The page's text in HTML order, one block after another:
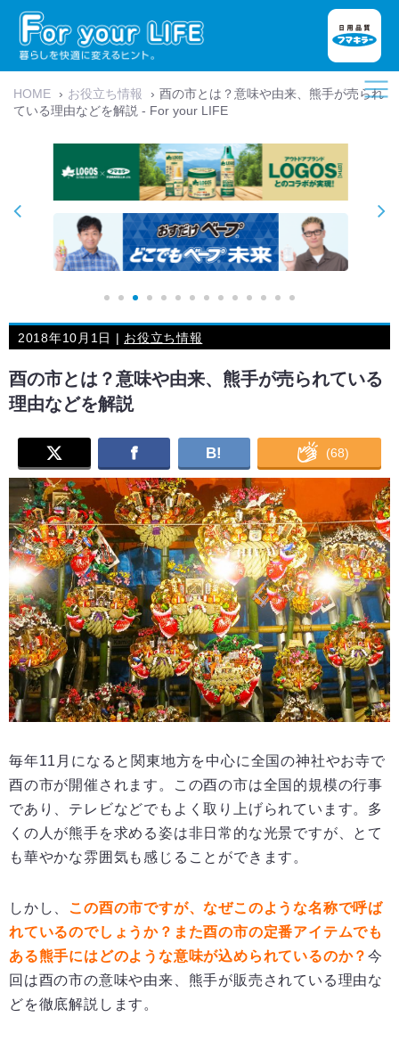
HOME › お役立ち情報 › 酉の市とは？意味や由来、熊手が売られ
ている理由などを解説 - For your LIFE
2018年10月1日 | お役立ち情報
酉の市とは？意味や由来、熊手が売られている
理由などを解説
B! (68)
毎年11月になると関東地方を中心に全国の神社やお寺で
酉の市が開催されます。この酉の市は全国的規模の行事
であり、テレビなどでもよく取り上げられています。多
くの人が熊手を求める姿は非日常的な光景ですが、とて
も華やかな雰囲気も感じることができます。
しかし、 この酉の市ですが、なぜこのような名称で呼ば
れているのでしょうか？また酉の市の定番アイテムでも
ある熊手にはどのような意味が込められているのか？今
回は酉の市の意味や由来、熊手が販売されている理由な
どを徹底解説します。